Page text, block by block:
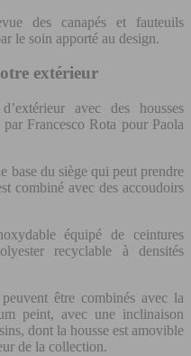
des canapés et fauteuils
le soin apporté au design.
extérieur
avec des housses
Francesco Rota pour Paola
base du siège qui peut prendre
combiné avec des accoudoirs
équipé de ceintures
recyclable à densités
être combinés avec la
peint, avec une inclinaison
dont la housse est amovible
de la collection.